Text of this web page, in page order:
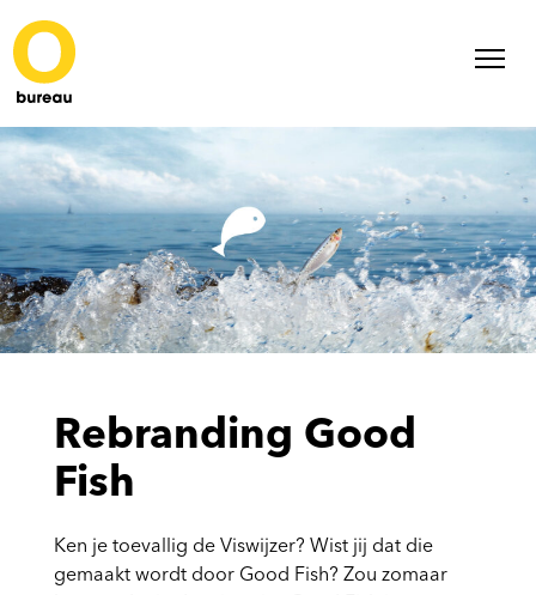
Rebranding Good
Fish
Ken je toevallig de Viswijzer? Wist jij dat die
gemaakt wordt door Good Fish? Zou zomaar